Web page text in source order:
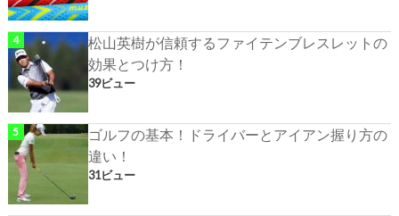
松山英樹が信頼するファイテンブレスレットの
効果とつけ方！
39ビュー
ゴルフの基本！ドライバーとアイアン握り方の
違い！
31ビュー